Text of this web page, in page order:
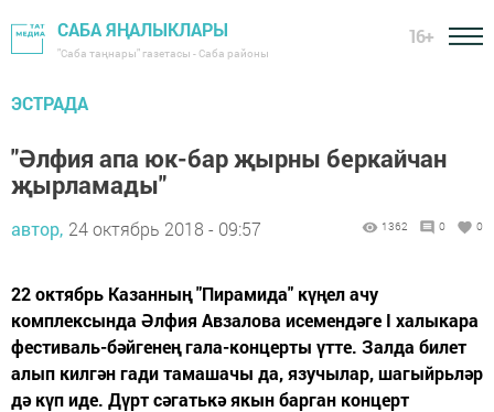
САБА ЯҢАЛЫКЛАРЫ
"Саба таңнары" газетасы - Саба районы
16+
ЭСТРАДА
"Әлфия апа юк-бар җырны беркайчан
җырламады"
автор, 24 октябрь 2018 - 09:57 1362 0 0
22 октябрь Казанның "Пирамида" күңел ачу
комплексында Әлфия Авзалова исемендәге I халыкара
фестиваль-бәйгенең гала-концерты үтте. Залда билет
алып килгән гади тамашачы да, язучылар, шагыйрьләр
дә күп иде. Дүрт сәгатькә якын барган концерт